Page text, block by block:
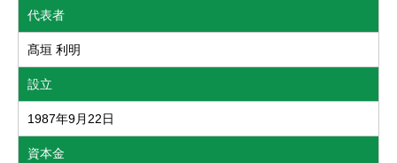
代表者
髙垣 利明
設立
1987年9月22日
資本金